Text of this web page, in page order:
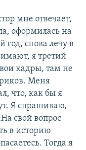
мне отвечает,
оформилась на
год, снова лечу в
я третий
кадры, там не
Меня
что, как бы я
Я спрашиваю,
свой вопрос
в историю
Тогда я